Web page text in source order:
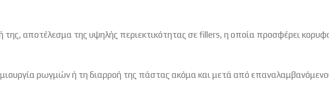
της, αποτέλεσμα της υψηλής περιεκτικότητας σε fillers, η οποία προσφέρει
ρωγμών ή τη διαρροή της πάστας ακόμα και μετά από